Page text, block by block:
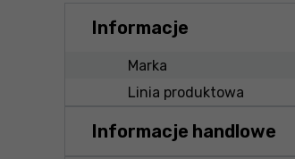
Informacje
Marka
Linia produktowa
Informacje handlowe